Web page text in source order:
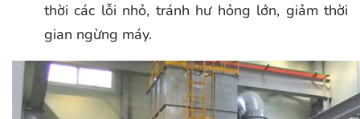
thời các lỗi nhỏ, tránh hư hỏng lớn, giảm thời
gian ngừng máy.